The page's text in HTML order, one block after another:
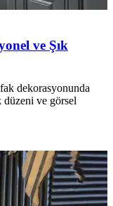
ve Şık
dekorasyonunda
düzeni ve görsel